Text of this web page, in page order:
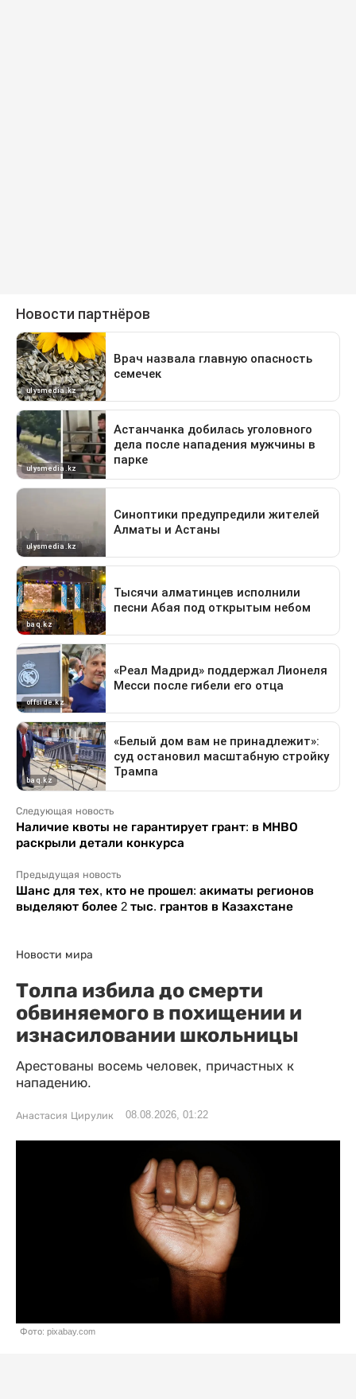
Следующая новость
Наличие квоты не гарантирует грант: в МНВО
раскрыли детали конкурса
Предыдущая новость
Шанс для тех, кто не прошел: акиматы регионов
выделяют более 2 тыс. грантов в Казахстане
Новости мира
Толпа избила до смерти
обвиняемого в похищении и
изнасиловании школьницы
Арестованы восемь человек, причастных к
нападению.
Анастасия Цирулик 08.08.2026, 01:22
Фото: pixabay.com